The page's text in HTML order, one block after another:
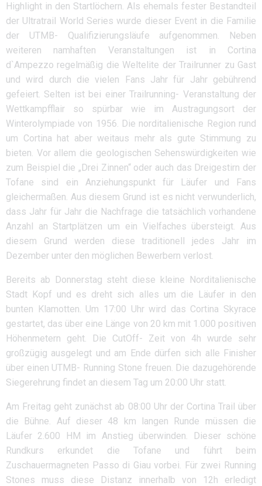
Highlight in den Startlöchern. Als ehemals fester Bestandteil
der Ultratrail World Series wurde dieser Event in die Familie
der UTMB- Qualifizierungsläufe aufgenommen. Neben
weiteren namhaften Veranstaltungen ist in Cortina
d`Ampezzo regelmäßig die Weltelite der Trailrunner zu Gast
und wird durch die vielen Fans Jahr für Jahr gebührend
gefeiert. Selten ist bei einer Trailrunning- Veranstaltung der
Wettkampfflair so spürbar wie im Austragungsort der
Winterolympiade von 1956. Die norditalienische Region rund
um Cortina hat aber weitaus mehr als gute Stimmung zu
bieten. Vor allem die geologischen Sehenswürdigkeiten wie
zum Beispiel die „Drei Zinnen“ oder auch das Dreigestirn der
Tofane sind ein Anziehungspunkt für Läufer und Fans
gleichermaßen. Aus diesem Grund ist es nicht verwunderlich,
dass Jahr für Jahr die Nachfrage die tatsächlich vorhandene
Anzahl an Startplätzen um ein Vielfaches übersteigt. Aus
diesem Grund werden diese traditionell jedes Jahr im
Dezember unter den möglichen Bewerbern verlost.
Bereits ab Donnerstag steht diese kleine Norditalienische
Stadt Kopf und es dreht sich alles um die Läufer in den
bunten Klamotten. Um 17:00 Uhr wird das Cortina Skyrace
gestartet, das über eine Länge von 20 km mit 1.000 positiven
Höhenmetern geht. Die CutOff- Zeit von 4h wurde sehr
großzügig ausgelegt und am Ende dürfen sich alle Finisher
über einen UTMB- Running Stone freuen. Die dazugehörende
Siegerehrung findet an diesem Tag um 20:00 Uhr statt.
Am Freitag geht zunächst ab 08:00 Uhr der Cortina Trail über
die Bühne. Auf dieser 48 km langen Runde müssen die
Läufer 2.600 HM im Anstieg überwinden. Dieser schöne
Rundkurs erkundet die Tofane und führt beim
Zuschauermagneten Passo di Giau vorbei. Für zwei Running
Stones muss diese Distanz innerhalb von 12h erledigt